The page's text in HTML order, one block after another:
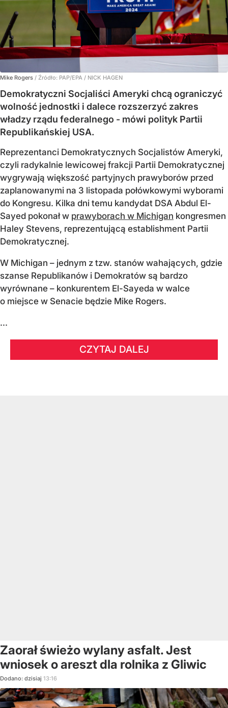
Mike Rogers / Źródło: PAP/EPA / NICK HAGEN
Demokratyczni Socjaliści Ameryki chcą ograniczyć
wolność jednostki i dalece rozszerzyć zakres
władzy rządu federalnego - mówi polityk Partii
Republikańskiej USA.
Reprezentanci Demokratycznych Socjalistów Ameryki,
czyli radykalnie lewicowej frakcji Partii Demokratycznej
wygrywają większość partyjnych prawyborów przed
zaplanowanymi na 3 listopada połówkowymi wyborami
do Kongresu. Kilka dni temu kandydat DSA Abdul El-
Sayed pokonał w prawyborach w Michigan kongresmen
Haley Stevens, reprezentującą establishment Partii
Demokratycznej.
W Michigan – jednym z tzw. stanów wahających, gdzie
szanse Republikanów i Demokratów są bardzo
wyrównane – konkurentem El-Sayeda w walce
o miejsce w Senacie będzie Mike Rogers.
...
CZYTAJ DALEJ
Zaorał świeżo wylany asfalt. Jest
wniosek o areszt dla rolnika z Gliwic
Dodano: dzisiaj 13:16